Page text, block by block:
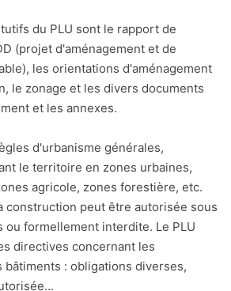
du PLU sont le rapport de
(projet d'aménagement et de
les orientations d'aménagement
le zonage et les divers documents
et les annexes.
d'urbanisme générales,
le territoire en zones urbaines,
agricole, zones forestière, etc.
construction peut être autorisée sous
formellement interdite. Le PLU
directives concernant les
: obligations diverses,